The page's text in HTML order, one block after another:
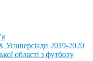
2019-2020
області з футболу